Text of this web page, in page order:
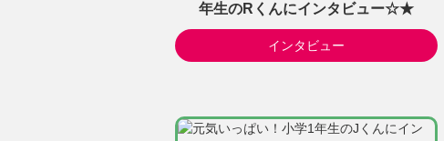
年生のRくんにインタビュー☆★
インタビュー